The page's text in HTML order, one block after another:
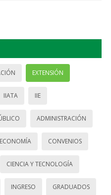
EXTENSIÓN
IIATA IIE
ADMINISTRACIÓN
ECONOMÍA CONVENIOS
CIENCIA Y TECNOLOGÍA
INGRESO GRADUADOS